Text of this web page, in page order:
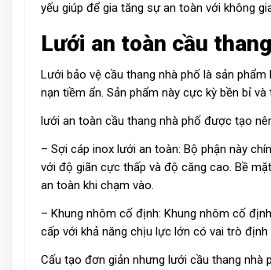
yếu giúp để gia tăng sự an toàn với không
Lưới an toàn cầu
Lưới bảo vệ cầu thang nhà phố là sản
nạn tiềm ẩn. Sản phẩm này cực kỳ bền bỉ
lưới an toàn cầu thang nhà phố được tạo
– Sợi cáp inox lưới an toàn: Bộ phận này
với độ giãn cực thấp và độ căng cao. Bề
an toàn khi chạm vào.
– Khung nhôm cố định: Khung nhôm cố
cấp với khả năng chịu lực lớn có vai trò
Cấu tạo đơn giản nhưng lưới cầu thang